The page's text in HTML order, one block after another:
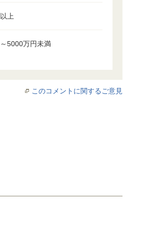
上
5000万円未満
このコメントに関するご意見